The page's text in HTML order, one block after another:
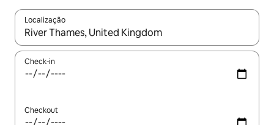
Localização
Quando os resultados estiverem disponíveis, explore-os
Check-in
Checkout